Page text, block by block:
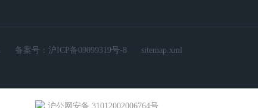
备案号： 沪ICP备09099319号-8 sitemap.xml
沪公网安备 31012002006764号